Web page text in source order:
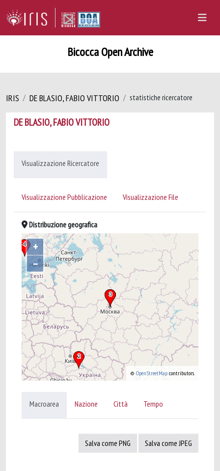
Bicocca Open Archive
IRIS DE BLASIO, FABIO VITTORIO statistiche ricercatore
DE BLASIO, FABIO VITTORIO
Visualizzazione Ricercatore
Visualizzazione Pubblicazione Visualizzazione File
Distribuzione geografica
+
–
© OpenStreetMap contributors.
Macroarea Nazione Città Tempo
Salva come PNG Salva come JPEG